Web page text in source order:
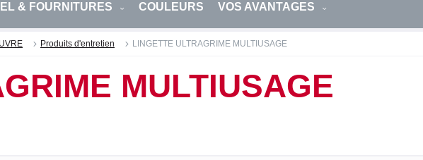
& FOURNITURES COULEURS VOS AVANTAGES
Produits d'entretien LINGETTE ULTRAGRIME MULTIUSAGE
MULTIUSAGE